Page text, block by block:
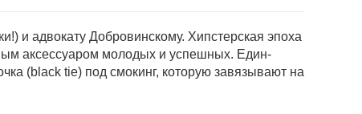
и адвокату Добровинско­му. Хипстерская эпоха
аксес­суаром молодых и успешных. Един­
(black tie) под смокинг, кото­рую завязывают на